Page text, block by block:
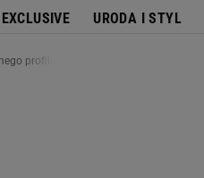
EXCLUSIVE URODA I STYL
profilu"